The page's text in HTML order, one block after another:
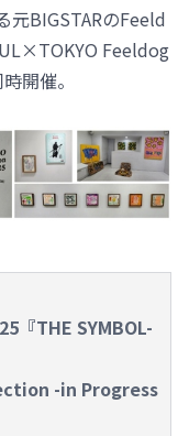
元BIGSTARのFeeld
Feeldog
開催。
『THE SYMBOL-
-in Progress